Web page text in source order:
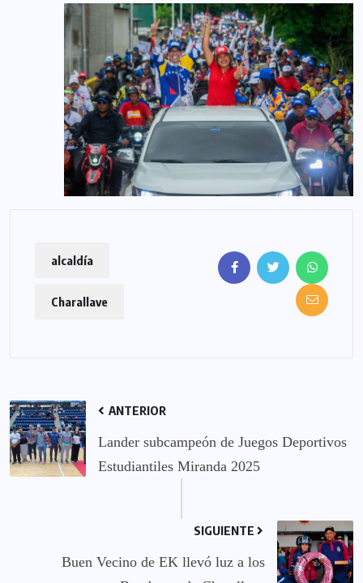
alcaldía
Charallave
ANTERIOR
Lander subcampeón de Juegos Deportivos
Estudiantiles Miranda 2025
SIGUIENTE
Buen Vecino de EK llevó luz a los